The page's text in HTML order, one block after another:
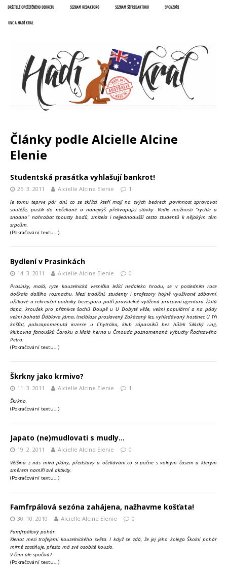
DRŽITELÉ OPEČETĚNÉHO DEKRETU SEZNAM REDAKTORŮ SEZNAM ŠÉFREDAKTORŮ SPONZOŘI
UNC A HADÍ KRÁL
Články podle Alcielle Alcine
Elenie
Studentská prasátka vyhlašují bankrot!
25. 3. 2011 Alcielle Alcine Elenie 1
Je tomu teprve pár dní, co se skřítci, kteří mají na svých bedrech povinnost spravovat
soutěže, pustili do nečekané a nanejvýš překvapující stávky. Vedle možnosti "rychle a
snadno" nahrabat spousty bodů, zmizela i nejjednodušší cesta studentů k nějakým těm
srpcům.
(Pokračování textu…)
Bydlení v Prasinkách
14. 3. 2011 Alcielle Alcine Elenie 0
Prasinky, malá, ryze kouzelnická vesnička ležící nedaleko hradu, se v posledním roce
dočkala dalšího rozmachu. Mezi tradiční, studenty i profesory hojně využívané zábavní,
užitkové a rekreační podniky bezesporu patří pravidelně vytížená pracovní agentura Žlutá
tlapa, kroužek pro příznivce šachů Doupě u U Dobyté věže, velmi populární a na pády
velmi bohatá Ďáblova jáma, (ne)blaze proslavený Zakázaný les, vyhledávaný hostinec U Tří
košťat, polozapomenutá inzerce u Chytráka, klub zápasníků bez hůlek Silácký ring,
klubovna fanoušků Čaroku a Malá herna u Čmouda poznamenaná výbuchy Řachtavého
Petra.
(Pokračování textu…)
Škrkny jako krmivo?
11. 3. 2011 Alcielle Alcine Elenie 1
Škrkna.
(Pokračování textu…)
Japato (ne)mudlovati s mudly…
19. 2. 2011 Alcielle Alcine Elenie 0
Většina z nás mívá plány, představy a očekávání co si počne s volným časem a kterým
směrem namíří své aktivity.
(Pokračování textu…)
Famfrpálová sezóna zahájena, nažhavme košťata!
30. 10. 2010 Alcielle Alcine Elenie 0
Famfrpálový pohár.
Klenot mezi trofejemi kouzelnického světa. I když se zdá, že jej jeho kolega Školní pohár
mírně zastiňuje, přesto má své osobité kouzlo.
V čem ale spočívá?
(Pokračování textu…)